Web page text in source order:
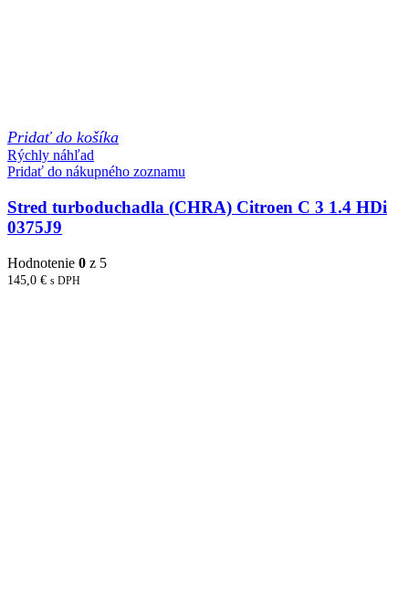
Pridať do košíka
Rýchly náhľad
Pridať do nákupného zoznamu
Stred turboduchadla (CHRA) Citroen C 3 1.4 HDi
0375J9
Hodnotenie 0 z 5
145,0 € s DPH